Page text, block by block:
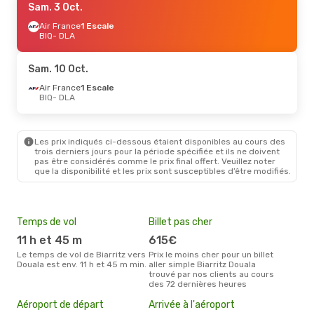
Sam. 3 Oct.
Air France1 Escale
BIQ- DLA
Sam. 10 Oct.
Air France1 Escale
BIQ- DLA
Les prix indiqués ci-dessous étaient disponibles au cours des
trois derniers jours pour la période spécifiée et ils ne doivent
pas être considérés comme le prix final offert. Veuillez noter
que la disponibilité et les prix sont susceptibles d’être modifiés.
Temps de vol
11 h et 45 m
Le temps de vol de Biarritz vers
Douala est env. 11 h et 45 m min.
Billet pas cher
615€
Prix le moins cher pour un billet
aller simple Biarritz Douala
trouvé par nos clients au cours
des 72 dernières heures
Aéroport de départ Arrivée à l'aéroport